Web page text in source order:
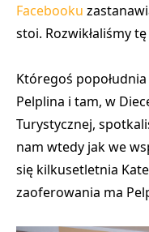
Facebooku
stoi. Rozwikłaliśmy
Któregoś popołudnia
Pelplina i tam, w
Turystycznej,
nam wtedy jak we
się kilkusetletnia
zaoferowania ma